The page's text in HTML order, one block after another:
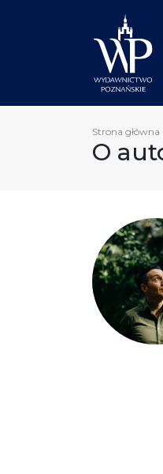
Strona główna
O